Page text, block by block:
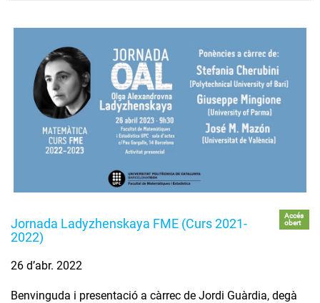
Jornada Ladyzhenskaya FME (Curs 2021-
2022)
Accés
obert
26 d’abr. 2022
Benvinguda i presentació a càrrec de Jordi Guàrdia, degà